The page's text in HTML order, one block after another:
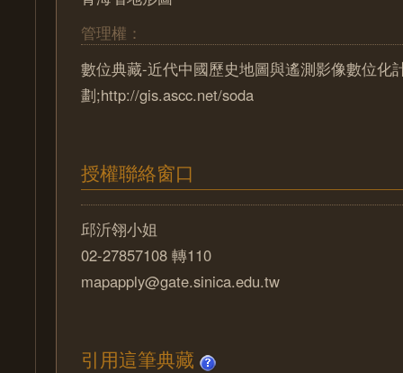
管理權：
數位典藏-近代中國歷史地圖與遙測影像數位化
劃;http://gis.ascc.net/soda
授權聯絡窗口
邱沂翎小姐
02-27857108 轉110
mapapply@gate.sinica.edu.tw
引用這筆典藏